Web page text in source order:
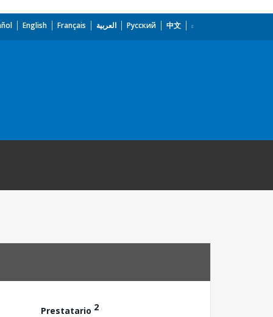
English Français العربية Русский 中文
Prestatario 2